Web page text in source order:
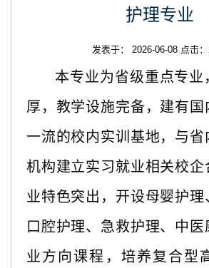
护理专业
发表于： 2026-06-08 点击：
本专业为省级重点专业
厚，教学设施完备，建有国
一流的校内实训基地，与省
机构建立实习就业相关校企
业特色突出，开设母婴护理
口腔护理、急救护理、中
业方向课程，培养复合型